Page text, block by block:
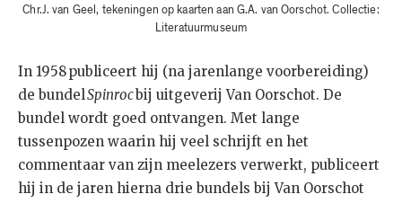
Chr.J. van Geel, tekeningen op kaarten aan G.A. van Oorschot. Collectie:
Literatuurmuseum
In 1958 publiceert hij (na jarenlange voorbereiding)
de bundelSpinrocbij uitgeverij Van Oorschot. De
bundel wordt goed ontvangen. Met lange
tussenpozen waarin hij veel schrijft en het
commentaar van zijn meelezers verwerkt, publiceert
hij in de jaren hierna drie bundels bij Van Oorschot